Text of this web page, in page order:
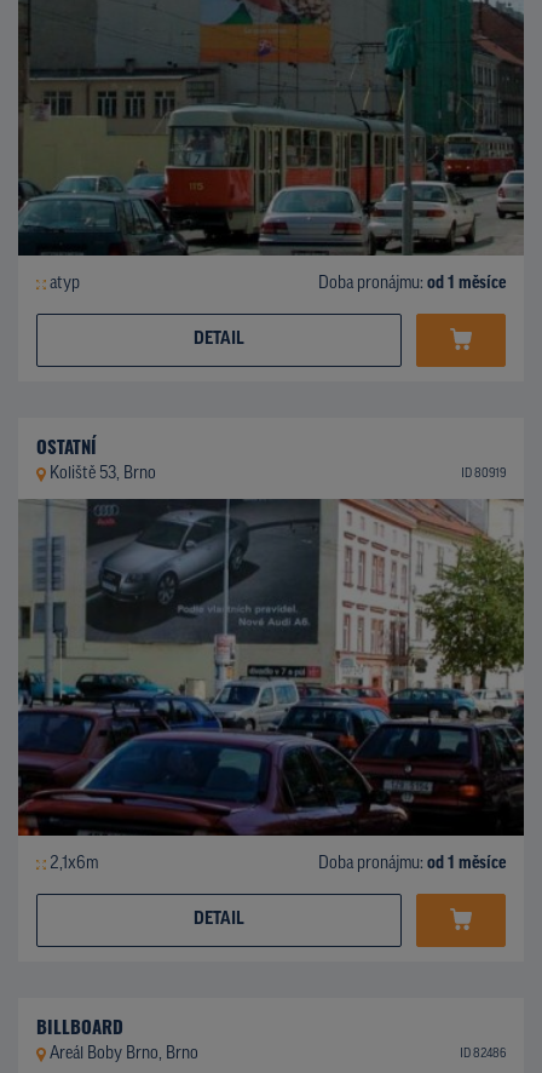
atyp Doba pronájmu: od 1 měsíce
DETAIL
OSTATNÍ
Koliště 53, Brno ID 80919
2,1x6m Doba pronájmu: od 1 měsíce
DETAIL
BILLBOARD
Areál Boby Brno, Brno ID 82486